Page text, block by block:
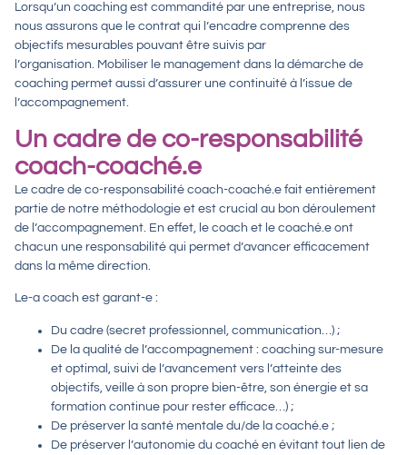
Lorsqu’un coaching est commandité par une entreprise, nous
nous assurons que le contrat qui l’encadre comprenne des
objectifs mesurables pouvant être suivis par
l’organisation. Mobiliser le management dans la démarche de
coaching permet aussi d’assurer une continuité à l’issue de
l’accompagnement.
Un cadre de co-responsabilité
coach-coaché.e
Le cadre de co-responsabilité coach-coaché.e fait entièrement
partie de notre méthodologie et est crucial au bon déroulement
de l’accompagnement. En effet, le coach et le coaché.e ont
chacun une responsabilité qui permet d’avancer efficacement
dans la même direction.
Le-a coach est garant-e :
Du cadre (secret professionnel, communication…) ;
De la qualité de l’accompagnement : coaching sur-mesure
et optimal, suivi de l’avancement vers l’atteinte des
objectifs, veille à son propre bien-être, son énergie et sa
formation continue pour rester efficace…) ;
De préserver la santé mentale du/de la coaché.e ;
De préserver l’autonomie du coaché en évitant tout lien de